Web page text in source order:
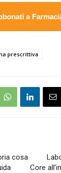
a
prescrittiva
cosa
Core